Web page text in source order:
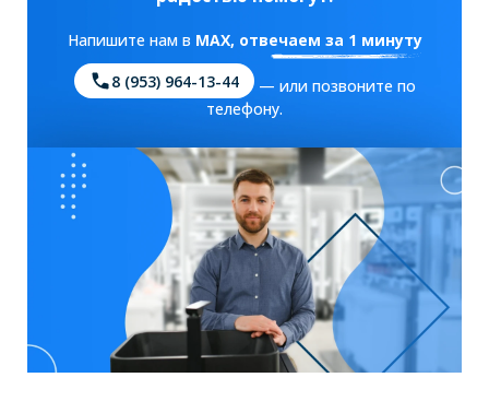
Напишите нам в MAX, отвечаем за 1 минуту
8 (953) 964-13-44
— или позвоните по
телефону.